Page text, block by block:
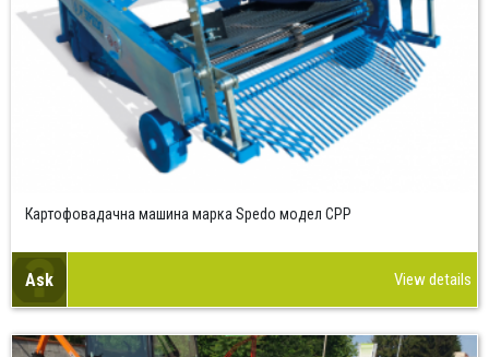
Картофовадачна машина марка Spedo модел CPP
Ask View details